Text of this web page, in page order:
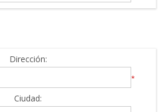
Dirección:
*
Ciudad: